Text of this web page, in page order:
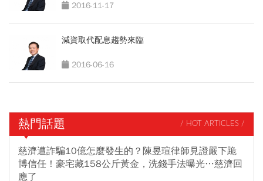
2016-11-17
減資取代配息趨勢來臨
2016-06-16
熱門話題 / HOT ARTICLES /
慈濟遭詐騙10億怎麼發生的？陳昱瑄律師見證嚴下跪
博信任！豪宅藏158公斤黃金，洗錢手法曝光…慈濟回
應了